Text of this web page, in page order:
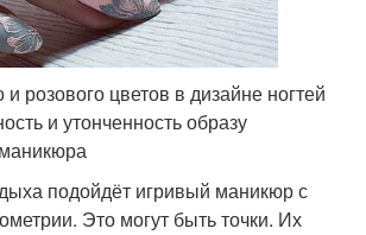
розового цветов в дизайне ногтей
и утонченность образу
подойдёт игривый маникюр с
Это могут быть точки. Их